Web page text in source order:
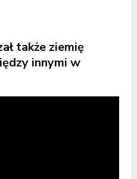
także ziemię
innymi w